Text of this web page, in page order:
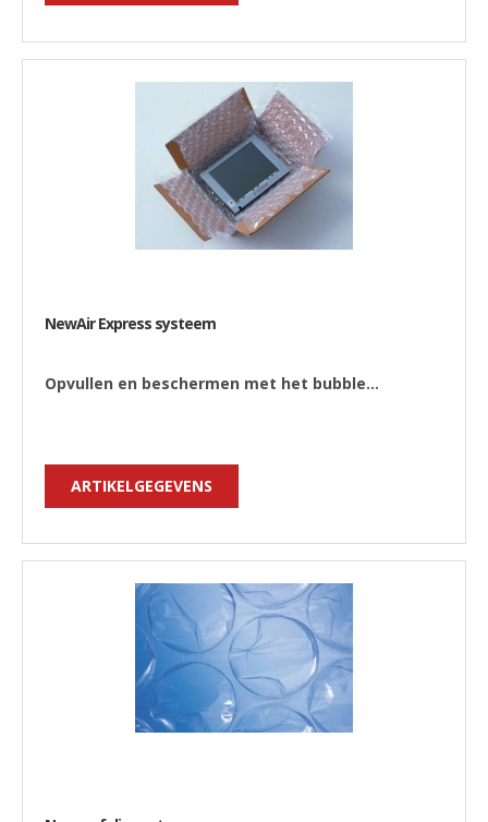
NewAir Express systeem
Opvullen en beschermen met het bubble...
ARTIKELGEGEVENS